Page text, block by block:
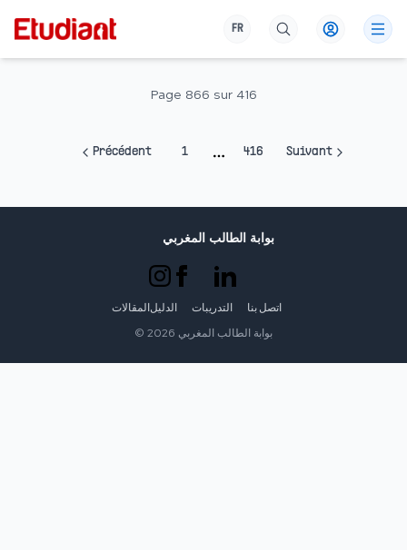
FR
Page 866 sur 416
Précédent 1 416 Suivant
بوابة الطالب المغربي
المقالات الدليل التدريبات اتصل بنا
© 2026 بوابة الطالب المغربي